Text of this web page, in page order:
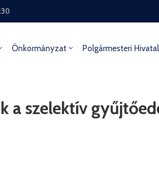
Önkormányzat Polgármesteri Hivatal
a szelektív